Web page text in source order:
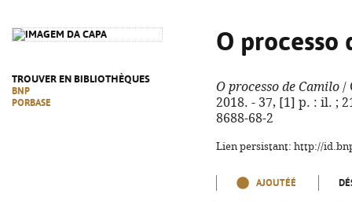
TROUVER EN BIBLIOTHÈQUES
BNP
PORBASE
O processo
O processo de Camilo /
2018. - 37, [1] p. : il. ;
8688-68-2
Lien persistant: http://
AJOUTÉÉ